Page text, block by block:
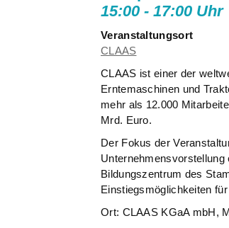
15:00 - 17:00 Uhr
Veranstaltungsort
CLAAS
CLAAS ist einer der
Erntemaschinen und
mehr als 12.000
Mrd. Euro.
Der Fokus der
Bildungszentrum des
Einstiegsmöglichkeiten
Ort: CLAAS KGaA mbH,